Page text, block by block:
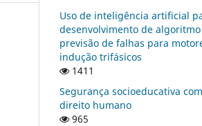
Uso de inteligência artificial
desenvolvimento de
previsão de falhas para
indução trifásicos
1411
Segurança socioeducativa
direito humano
965